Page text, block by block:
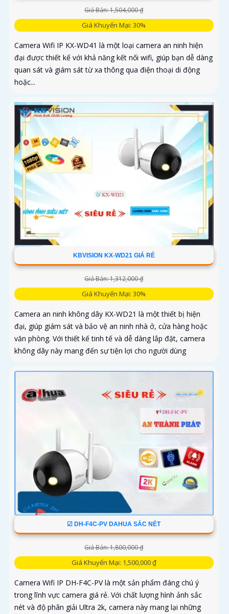
Giá Bán: 1,504,000 ₫
Giá Khuyến Mại: 30%
Camera Wifi IP KX-WD41 là một loại camera an ninh hiện
đại được thiết kế với khả năng kết nối wifi, giúp bạn dễ dàng
quan sát và giám sát từ xa thông qua điện thoại di động
hoặc...
KBVISION KX-WD21 GIÁ RẺ
Giá Bán: 1,312,000 ₫
Giá Khuyến Mại: 30%
Camera an ninh không dây KX-WD21 là một thiết bị hiện
đại, giúp giám sát và bảo vệ an ninh nhà ở, cửa hàng hoặc
văn phòng. Với thiết kế tinh tế và dễ dàng lắp đặt, camera
không dây này mang đến sự tiện lợi cho người dùng
☑ DH-F4C-PV DAHUA SẮC NÉT
Giá Bán: 1,800,000 ₫
Giá Khuyến Mại: 1,500,000 ₫
Camera Wifi IP DH-F4C-PV là một sản phẩm đáng chú ý
trong lĩnh vực camera giá rẻ. Với chất lượng hình ảnh sắc
nét và độ phân giải Ultra 2k, camera này mang lại những